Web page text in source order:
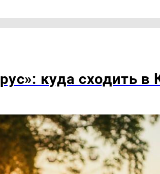
куда сходить в